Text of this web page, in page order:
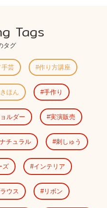
Tags
タグ
芸 作り方講座
ほん 手作り
ルダー 実演販売
ナチュラル 刺しゅう
ズ インテリア
ウス リボン